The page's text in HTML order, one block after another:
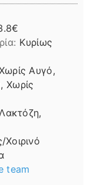
Κυρίως
Αυγό,
Χωρίς
team